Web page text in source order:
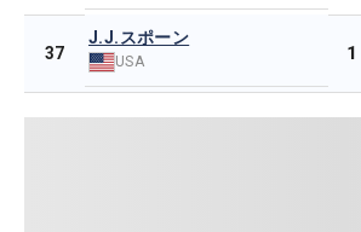
37
J.J.スポーン
USA 1